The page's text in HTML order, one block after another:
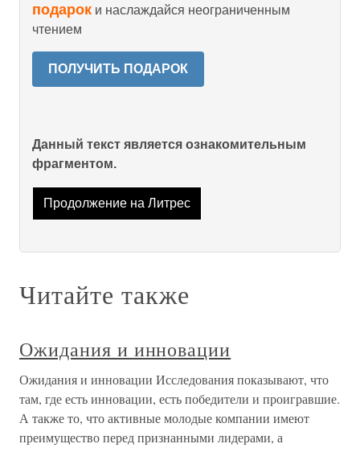
подарок и наслаждайся неограниченным
чтением
ПОЛУЧИТЬ ПОДАРОК
Данный текст является ознакомительным
фрагментом.
Продолжение на Литрес
Читайте также
Ожидания и инновации
Ожидания и инновации Исследования показывают, что
там, где есть инновации, есть победители и проигравшие.
А также то, что активные молодые компании имеют
преимущество перед признанными лидерами, а